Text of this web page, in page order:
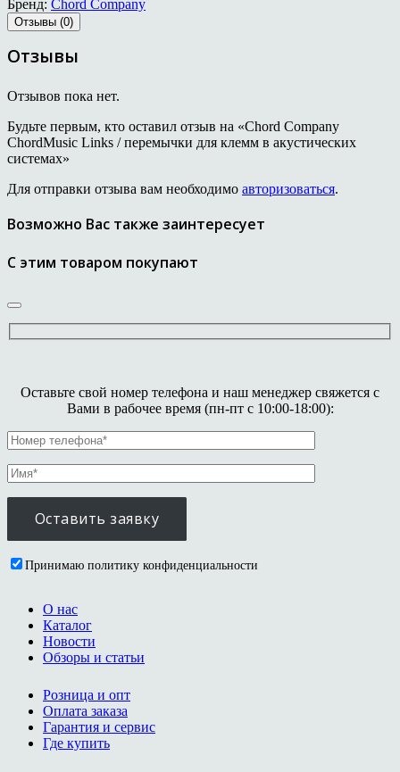
Бренд: Chord Company
Отзывы (0)
Отзывы
Отзывов пока нет.
Будьте первым, кто оставил отзыв на «Chord Company
ChordMusic Links / перемычки для клемм в акустических
системах»
Для отправки отзыва вам необходимо авторизоваться.
Возможно Вас также заинтересует
С этим товаром покупают
Оставьте свой номер телефона и наш менеджер свяжется с
Вами в рабочее время (пн-пт с 10:00-18:00):
Принимаю политику конфиденциальности
О нас
Каталог
Новости
Обзоры и статьи
Розница и опт
Оплата заказа
Гарантия и сервис
Где купить